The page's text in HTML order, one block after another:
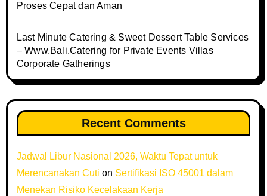
Proses Cepat dan Aman
Last Minute Catering & Sweet Dessert Table Services
– Www.Bali.Catering for Private Events Villas
Corporate Gatherings
Recent Comments
Jadwal Libur Nasional 2026, Waktu Tepat untuk
Merencanakan Cuti on Sertifikasi ISO 45001 dalam
Menekan Risiko Kecelakaan Kerja